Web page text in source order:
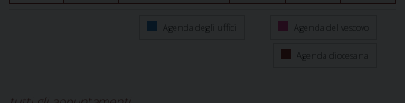
Agenda degli uffici Agenda del vescovo
Agenda diocesana